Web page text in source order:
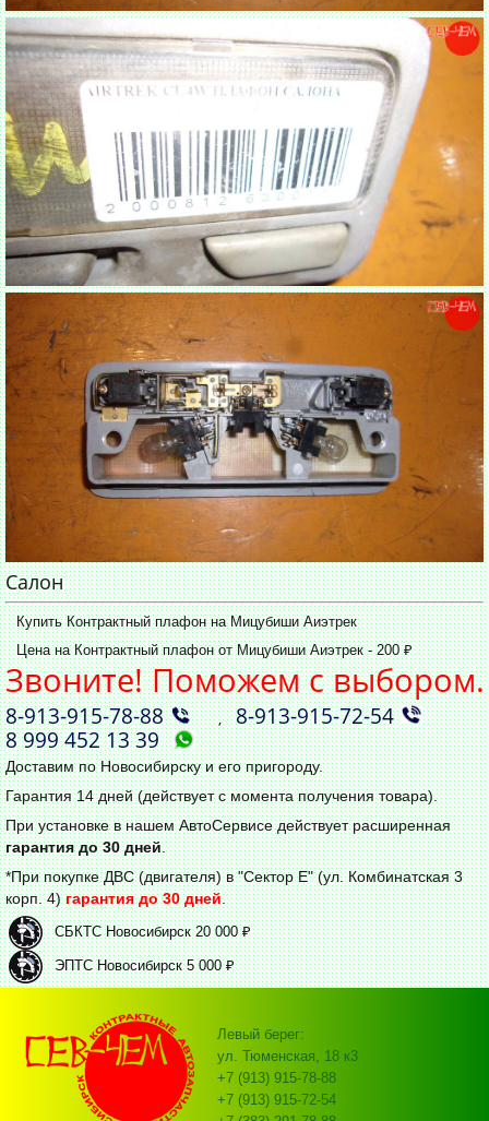
Салон
Купить Контрактный плафон на Мицубиши Аиэтрек
Цена на Контрактный плафон от Мицубиши Аиэтрек - 200 ₽
Звоните! Поможем с выбором.
8‑913‑915‑78‑88 ,8‑913‑915‑72‑54
8 999 452 13 39
Доставим по Новосибирску и его пригороду.
Гарантия 14 дней (действует с момента получения товара).
При установке в нашем АвтоСервисе действует расширенная
гарантия до 30 дней.
*При покупке ДВС (двигателя) в "Сектор Е" (ул. Комбинатская 3
корп. 4)гарантия до 30 дней.
СБКТС Новосибирск 20 000 ₽
ЭПТС Новосибирск 5 000 ₽
Левый берег:
ул. Тюменская, 18 к3
+7 (913) 915-78-88
+7 (913) 915-72-54